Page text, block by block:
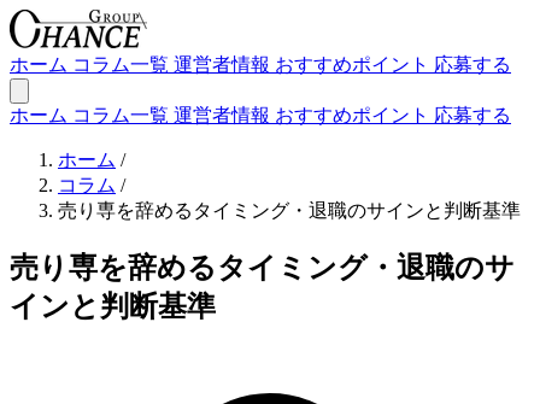
ホーム コラム一覧 運営者情報 おすすめポイント 応募する
ホーム コラム一覧 運営者情報 おすすめポイント 応募する
ホーム /
コラム /
売り専を辞めるタイミング・退職のサインと判断基準
売り専を辞めるタイミング・退職のサ
インと判断基準